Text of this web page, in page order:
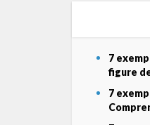
7
figure
7